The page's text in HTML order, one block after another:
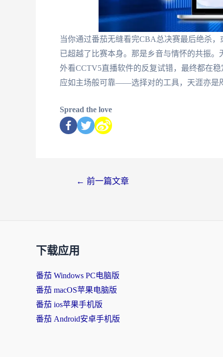
当你通过番茄无缝看完CBA总决赛最后绝杀
已超越了比赛本身。那是乡音与情怀的共振。
外看CCTV5直播软件的反复试错，最终都在
应如主场般可靠——选择对的工具，天涯亦是
Spread the love
← 前一篇文章
下载应用
番茄 Windows PC电脑版
番茄 macOS苹果电脑版
番茄 ios苹果手机版
番茄 Android安卓手机版